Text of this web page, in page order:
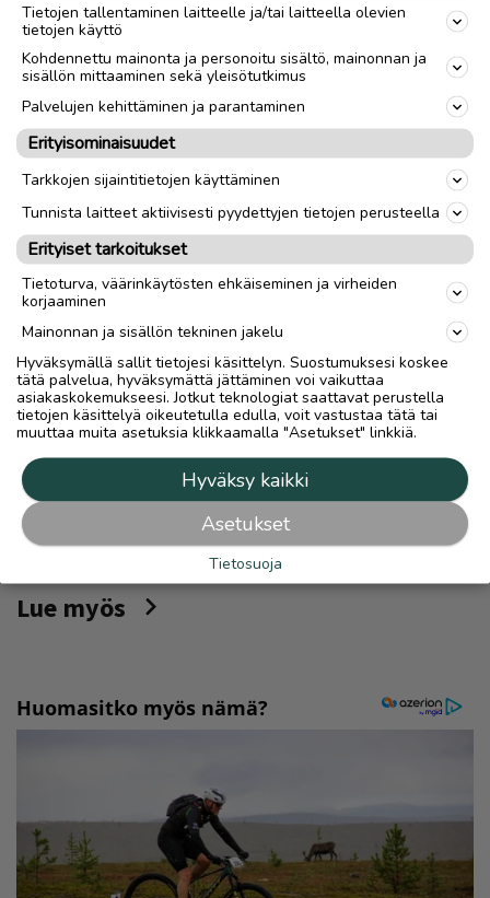
HYVINVOINTI
Ilmoita asiavirheestä
Lue myös
Tietojen tallentaminen laitteelle ja/tai laitteella olevien
tietojen käyttö
Kohdennettu mainonta ja personoitu sisältö, mainonnan ja
sisällön mittaaminen sekä yleisötutkimus
Palvelujen kehittäminen ja parantaminen
Erityisominaisuudet
Tarkkojen sijaintitietojen käyttäminen
Tunnista laitteet aktiivisesti pyydettyjen tietojen perusteella
Erityiset tarkoitukset
Tietoturva, väärinkäytösten ehkäiseminen ja virheiden
korjaaminen
Mainonnan ja sisällön tekninen jakelu
Hyväksymällä sallit tietojesi käsittelyn. Suostumuksesi koskee
tätä palvelua, hyväksymättä jättäminen voi vaikuttaa
asiakaskokemukseesi. Jotkut teknologiat saattavat perustella
tietojen käsittelyä oikeutetulla edulla, voit vastustaa tätä tai
muuttaa muita asetuksia klikkaamalla "Asetukset" linkkiä.
Hyväksy kaikki
Asetukset
Tietosuoja